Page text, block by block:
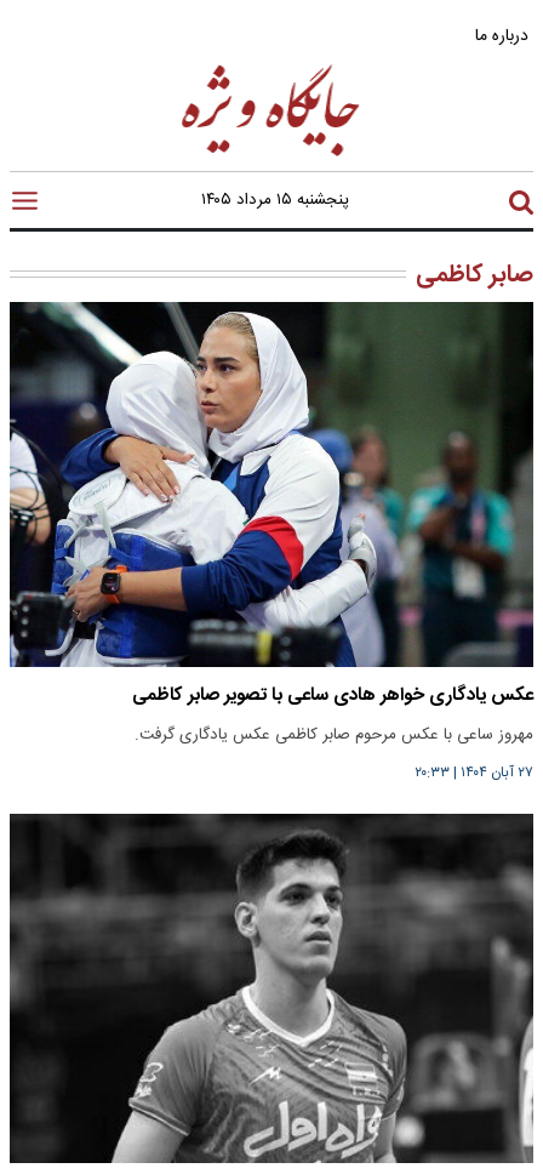
درباره ما
پنجشنبه ۱۵ مرداد ۱۴۰۵
صابر کاظمی
عکس یادگاری خواهر هادی ساعی با تصویر صابر کاظمی
مهروز ساعی با عکس مرحوم صابر کاظمی عکس یادگاری گرفت.
۲۷ آبان ۱۴۰۴ |۲۰:۳۳